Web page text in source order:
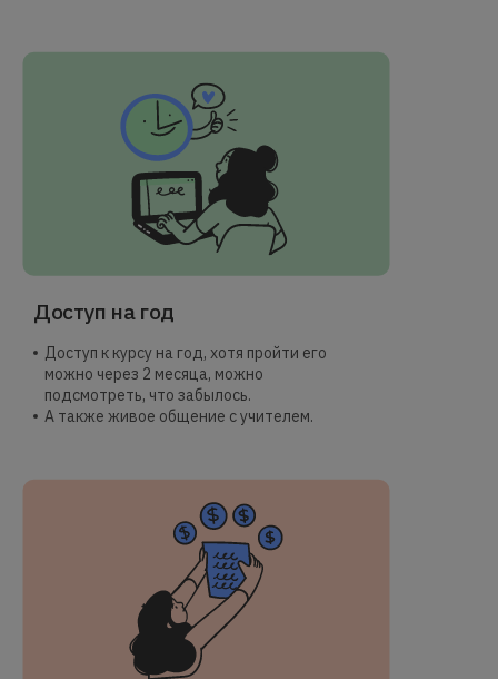
Доступ на год
Доступ к курсу на год, хотя пройти его
можно через 2 месяца, можно
подсмотреть, что забылось.
А также живое общение с учителем.